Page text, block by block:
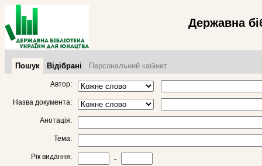
Державна
Пошук Відібрані Персональний кабінет
Автор:
Назва документа:
Анотація:
Тема:
Рік видання: -